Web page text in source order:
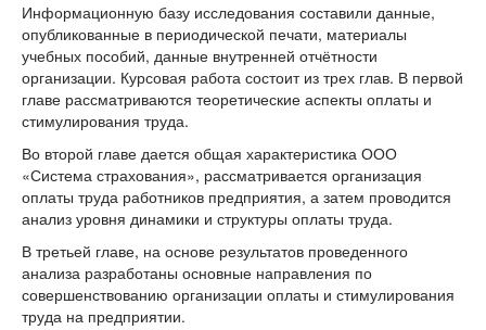
Информационную базу исследования составили данные,
опубликованные в периодической печати, материалы
учебных пособий, данные внутренней отчётности
организации. Курсовая работа состоит из трех глав. В первой
главе рассматриваются теоретические аспекты оплаты и
стимулирования труда.
Во второй главе дается общая характеристика ООО
«Система страхования», рассматривается организация
оплаты труда работников предприятия, а затем проводится
анализ уровня динамики и структуры оплаты труда.
В третьей главе, на основе результатов проведенного
анализа разработаны основные направления по
совершенствованию организации оплаты и стимулирования
труда на предприятии.